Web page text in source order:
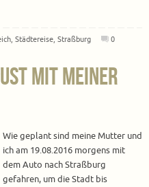
,Städtereise ,Straßburg 0
mit meiner
Wie geplant sind meine Mutter und
ich am 19.08.2016 morgens mit
dem Auto nach Straßburg
gefahren, um die Stadt bis